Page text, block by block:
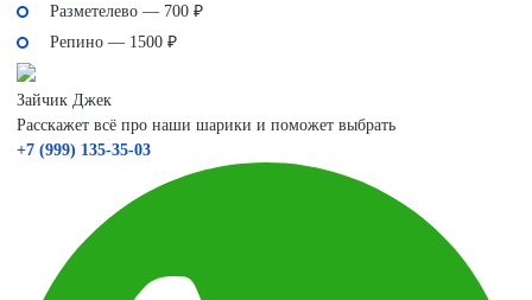
Разметелево — 700 ₽
Репино — 1500 ₽
Зайчик Джек
Расскажет всё про наши шарики и поможет выбрать
+7 (999) 135-35-03